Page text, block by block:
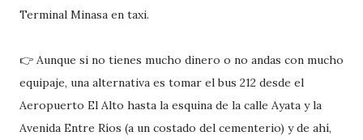
Terminal Minasa en taxi.
👉 Aunque si no tienes mucho dinero o no andas con mucho
equipaje, una alternativa es tomar el bus 212 desde el
Aeropuerto El Alto hasta la esquina de la calle Ayata y la
Avenida Entre Ríos (a un costado del cementerio) y de ahí,